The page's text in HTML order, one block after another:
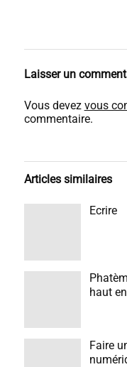
Laisser un
Vous devez vous
commentaire.
Articles similaires
Ecrire
haut
Faire